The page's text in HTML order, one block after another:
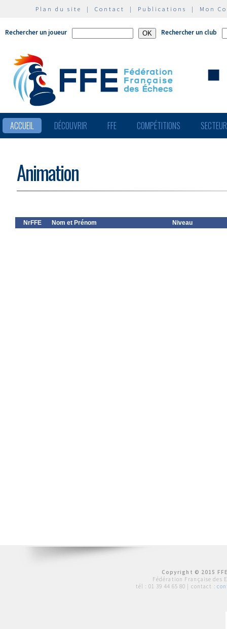
Plan du site | Contact | Publications | Mon
Rechercher un joueur Rechercher un club
ACCUEIL DÉCOUVRIR FFE COMPÉTITIONS
Animation
NrFFE Nom et Prénom Niveau
Copyright © 2015
Fédération Française des
tél : 01 39 44 65 80 | contact :